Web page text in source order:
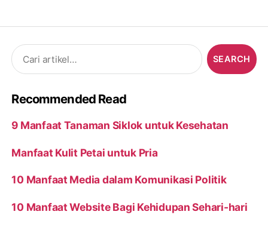
Search
for:
Recommended Read
9 Manfaat Tanaman Siklok untuk Kesehatan
Manfaat Kulit Petai untuk Pria
10 Manfaat Media dalam Komunikasi Politik
10 Manfaat Website Bagi Kehidupan Sehari-hari